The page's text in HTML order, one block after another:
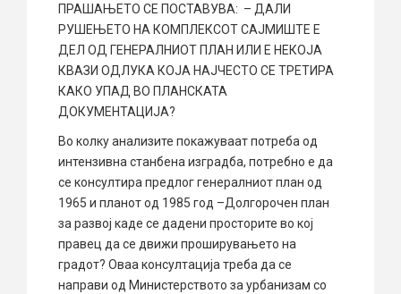
ПРАШАЊЕТО СЕ ПОСТАВУВА: – ДАЛИ
РУШЕЊЕТО НА КОМПЛЕКСОТ САЈМИШТЕ Е
ДЕЛ ОД ГЕНЕРАЛНИОТ ПЛАН ИЛИ Е НЕКОЈА
КВАЗИ ОДЛУКА КОЈА НАЈЧЕСТО СЕ ТРЕТИРА
КАКО УПАД ВО ПЛАНСКАТА
ДОКУМЕНТАЦИЈА?
Во колку анализите покажуваат потреба од
интензивна станбена изградба, потребно е да
се консултира предлог генералниот план од
1965 и планот од 1985 год –Долгорочен план
за развој каде се дадени просторите во кој
правец да се движи проширувањето на
градот? Оваа консултација треба да се
направи од Министерството за урбанизам со